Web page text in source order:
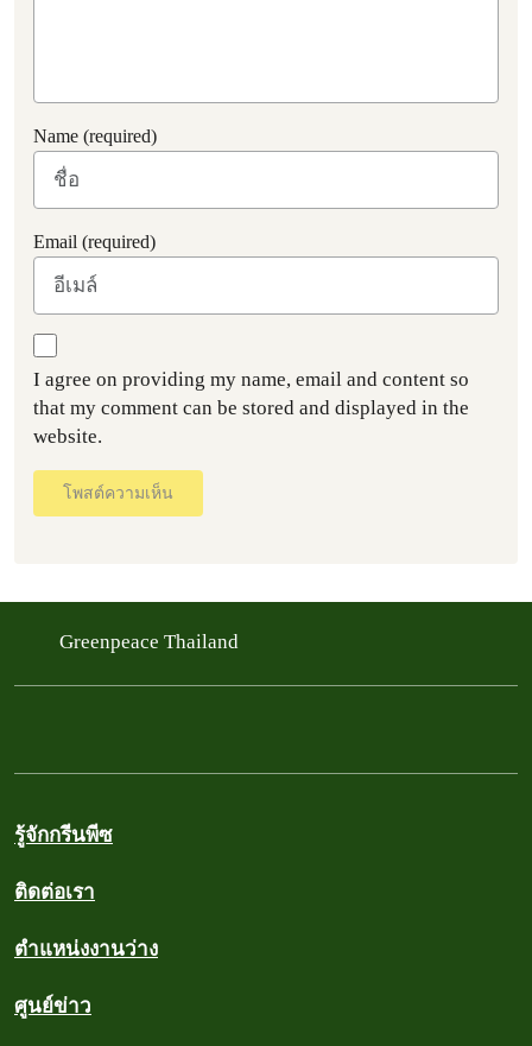
Name (required)
Email (required)
I agree on providing my name, email and content so
that my comment can be stored and displayed in the
website.
โพสต์ความเห็น
Greenpeace Thailand
รู้จักกรีนพีซ
ติดต่อเรา
ตำแหน่งงานว่าง
ศูนย์ข่าว